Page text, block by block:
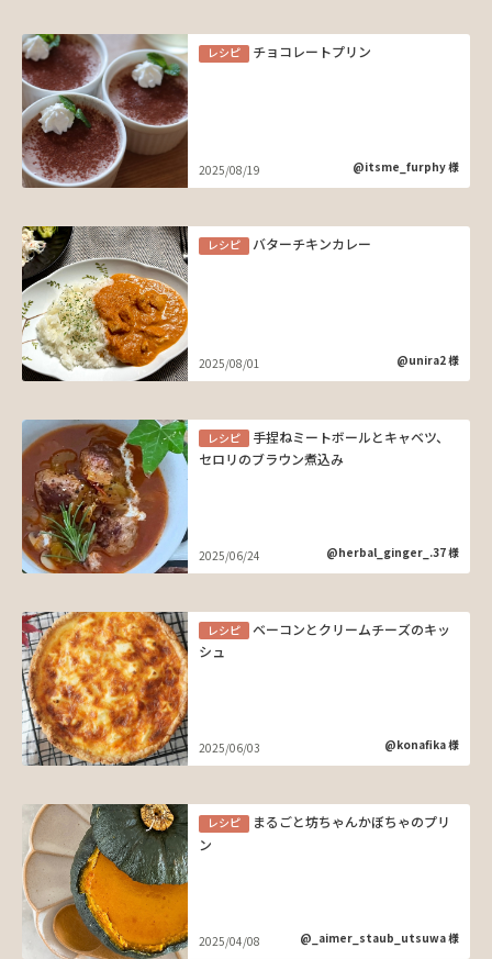
レシピ チョコレートプリン
2025/08/19 @itsme_furphy 様
レシピ バターチキンカレー
2025/08/01 @unira2 様
レシピ
手捏ねミートボールとキャベツ、
セロリのブラウン煮込み
2025/06/24 @herbal_ginger_.37 様
レシピ
ベーコンとクリームチーズのキッ
シュ
2025/06/03 @konafika 様
レシピ
まるごと坊ちゃんかぼちゃのプリ
ン
2025/04/08 @_aimer_staub_utsuwa 様